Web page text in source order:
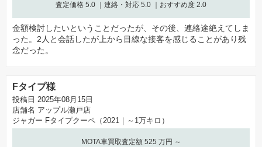
査定価格 5.0 ｜連絡・対応 5.0 ｜おすすめ度 2.0
金額検討したいということだったが、その後、連絡途絶えてしま
った。2人と会話したが上から目線な接客を感じることがあり残
念だった。
Fタイプ様
投稿日 2025年08月15日
店舗名 アップル瀬戸店
ジャガー Fタイプクーペ（2021｜～1万キロ）
MOTA車買取査定額 525 万円 ～